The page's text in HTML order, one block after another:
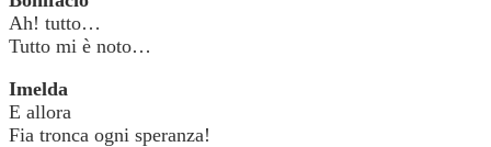
Ah! tutto…
Tutto mi è noto…
Imelda
E allora
Fia tronca ogni speranza!